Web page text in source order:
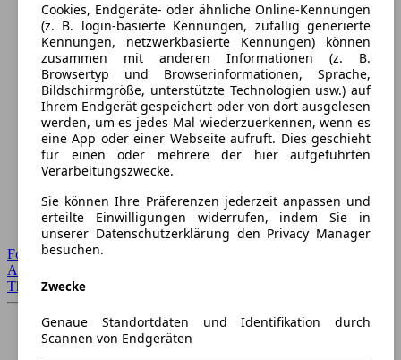
Forum Startseite
Alle Auto-Foren
Themen-Forum
Cookies, Endgeräte- oder ähnliche Online-Kennungen
(z. B. login-basierte Kennungen, zufällig generierte
Kennungen, netzwerkbasierte Kennungen) können
zusammen mit anderen Informationen (z. B.
Browsertyp und Browserinformationen, Sprache,
Bildschirmgröße, unterstützte Technologien usw.) auf
Ihrem Endgerät gespeichert oder von dort ausgelesen
werden, um es jedes Mal wiederzuerkennen, wenn es
eine App oder einer Webseite aufruft. Dies geschieht
für einen oder mehrere der hier aufgeführten
Verarbeitungszwecke.
Sie können Ihre Präferenzen jederzeit anpassen und
erteilte Einwilligungen widerrufen, indem Sie in
unserer Datenschutzerklärung den Privacy Manager
besuchen.
Zwecke
Genaue Standortdaten und Identifikation durch
Scannen von Endgeräten